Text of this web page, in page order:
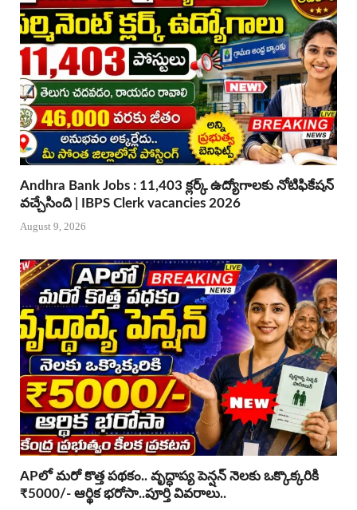
Andhra Bank Jobs : 11,403 క్లర్క్ ఉద్యోగాలకు నోటిఫికేషన్
వచ్చేసింది | IBPS Clerk vacancies 2026
August 9, 2026
APలో మరో కొత్త పథకం.. వృద్ధాప్య పెన్షన్ నెలకు ఒక్కొక్కరికి
₹5000/- ఆర్థిక భరోసా..పూర్తి వివరాలు..